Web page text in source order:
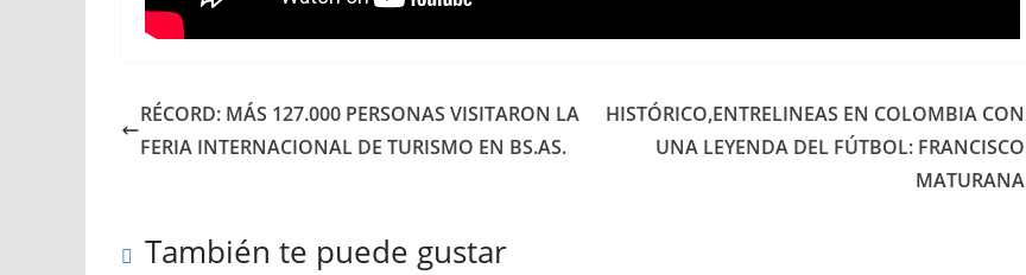
RÉCORD: MÁS 127.000 PERSONAS VISITARON LA
FERIA INTERNACIONAL DE TURISMO EN BS.AS.
HISTÓRICO,ENTRELINEAS EN COLOMBIA CON
UNA LEYENDA DEL FÚTBOL: FRANCISCO
MATURANA
También te puede gustar